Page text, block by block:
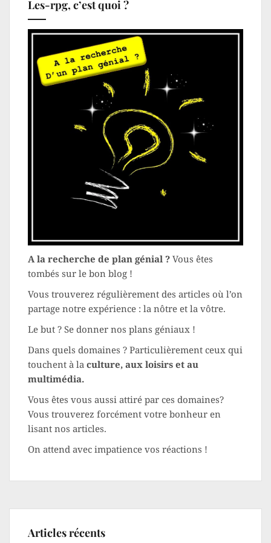
Les-rpg, c’est quoi ?
A la recherche de plan génial ? Vous êtes
tombés sur le bon blog !
Vous trouverez régulièrement des articles où l’on
partage notre expérience : la nôtre et la vôtre.
Le but ? Se donner nos plans géniaux !
Dans quels domaines ? Particulièrement ceux qui
touchent à la culture, aux loisirs et au
multimédia.
Vous êtes vous aussi attiré par ces domaines?
Vous trouverez forcément votre bonheur en
lisant nos articles.
On attend avec impatience vos réactions !
Articles récents